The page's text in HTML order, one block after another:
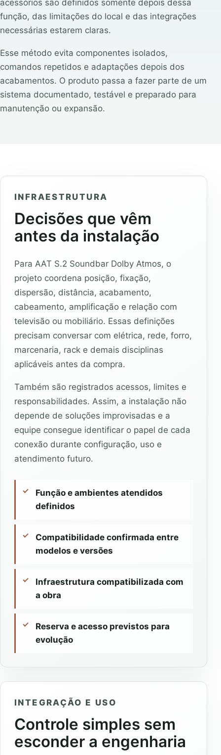
acessórios são definidos somente depois dessa
função, das limitações do local e das integrações
necessárias estarem claras.
Esse método evita componentes isolados,
comandos repetidos e adaptações depois dos
acabamentos. O produto passa a fazer parte de um
sistema documentado, testável e preparado para
manutenção ou expansão.
INFRAESTRUTURA
Decisões que vêm
antes da instalação
Para AAT S.2 Soundbar Dolby Atmos, o
projeto coordena posição, fixação,
dispersão, distância, acabamento,
cabeamento, amplificação e relação com
televisão ou mobiliário. Essas definições
precisam conversar com elétrica, rede, forro,
marcenaria, rack e demais disciplinas
aplicáveis antes da compra.
Também são registrados acessos, limites e
responsabilidades. Assim, a instalação não
depende de soluções improvisadas e a
equipe consegue identificar o papel de cada
conexão durante configuração, uso e
atendimento futuro.
Função e ambientes atendidos
definidos
Compatibilidade confirmada entre
modelos e versões
Infraestrutura compatibilizada com
a obra
Reserva e acesso previstos para
evolução
INTEGRAÇÃO E USO
Controle simples sem
esconder a engenharia